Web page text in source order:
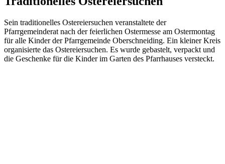
Sein traditionelles Ostereiersuchen veranstaltete der
Pfarrgemeinderat nach der feierlichen Ostermesse am Ostermontag
für alle Kinder der Pfarrgemeinde Oberschneiding. Ein kleiner Kreis
organisierte das Ostereiersuchen. Es wurde gebastelt, verpackt und
die Geschenke für die Kinder im Garten des Pfarrhauses versteckt.